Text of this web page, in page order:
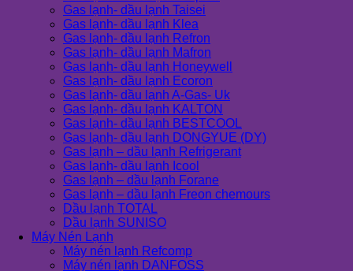
Gas lạnh- dầu lạnh Taisei
Gas lạnh- dầu lạnh Klea
Gas lạnh- dầu lạnh Refron
Gas lạnh- dầu lạnh Mafron
Gas lạnh- dầu lạnh Honeywell
Gas lạnh- dầu lạnh Ecoron
Gas lạnh- dầu lạnh A-Gas- Uk
Gas lạnh- dầu lạnh KALTON
Gas lạnh- dầu lạnh BESTCOOL
Gas lạnh- dầu lạnh DONGYUE (DY)
Gas lạnh – dầu lạnh Refrigerant
Gas lạnh- dầu lạnh Icool
Gas lạnh – dầu lạnh Forane
Gas lạnh – dầu lạnh Freon chemours
Dầu lạnh TOTAL
Dầu lạnh SUNISO
Máy Nén Lạnh
Máy nén lạnh Refcomp
Máy nén lạnh DANFOSS